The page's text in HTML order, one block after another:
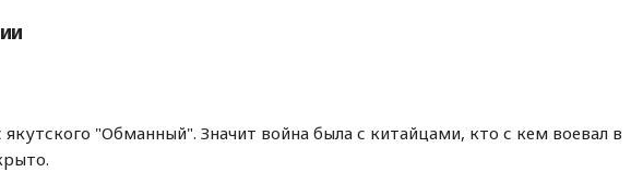
якутского "Обманный". Значит война была с китайцами, кто с кем воевал в